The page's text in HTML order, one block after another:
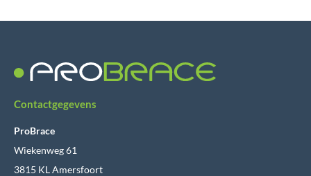
Contactgegevens
ProBrace
Wiekenweg 61
3815 KL Amersfoort